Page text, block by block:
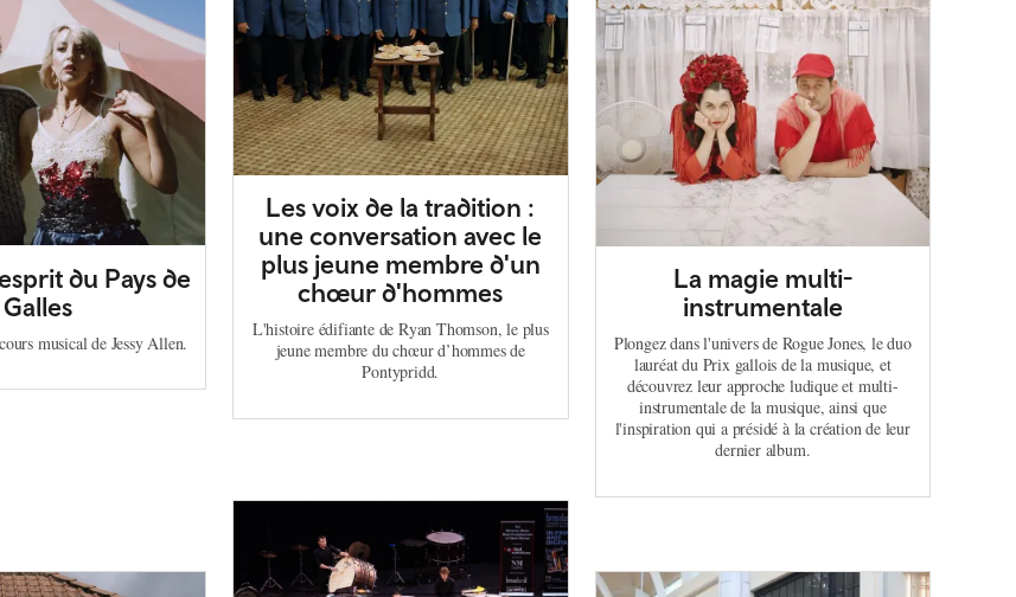
du Pays de
Galles
musical de Jessy Allen.
Les voix de la tradition :
une conversation avec le
plus jeune membre d'un
chœur d'hommes
L'histoire édifiante de Ryan Thomson, le plus
jeune membre du chœur d’hommes de
Pontypridd.
La magie multi-
instrumentale
Plongez dans l'univers de Rogue Jones, le duo
lauréat du Prix gallois de la musique, et
découvrez leur approche ludique et multi-
instrumentale de la musique, ainsi que
l'inspiration qui a présidé à la création de leur
dernier album.